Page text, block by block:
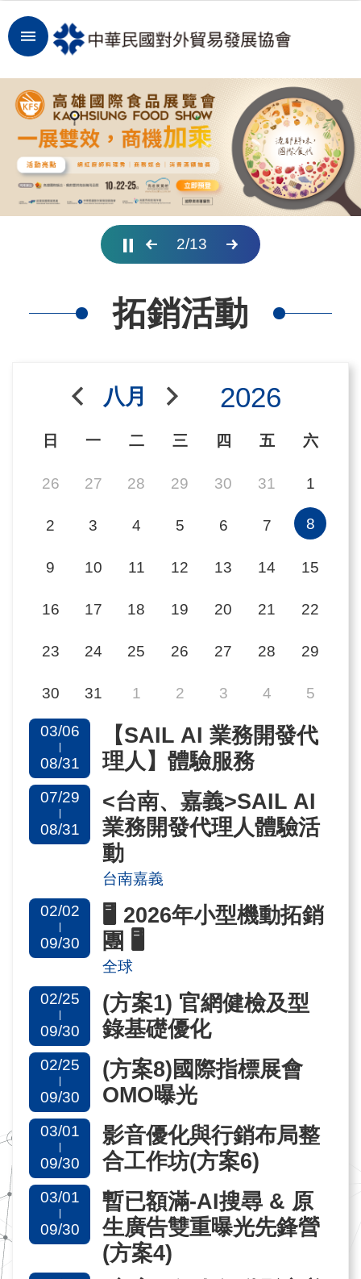
跳到主要內容區塊
登
入
開
拓
商
機
(TAITRA
INDEX)
站
導
覽
EN
3/13
拓銷活動
八月 2026
日 一 二 三 四 五 六
26 27 28 29 30 31 1
2 3 4 5 6 7 8
9 10 11 12 13 14 15
16 17 18 19 20 21 22
23 24 25 26 27 28 29
30 31 1 2 3 4 5
03/06
08/31
【SAIL AI 業務開發代
理人】體驗服務
07/29
08/31
<台南、嘉義>SAIL AI
業務開發代理人體驗活
動
台南嘉義
02/02
09/30
🖥️ 2026年小型機動拓銷
團 🖥️
全球
02/25
09/30
(方案1) 官網健檢及型
錄基礎優化
02/25
09/30
(方案8)國際指標展會
OMO曝光
03/01
09/30
影音優化與行銷布局整
合工作坊(方案6)
03/01
09/30
暫已額滿-AI搜尋 & 原
生廣告雙重曝光先鋒營
(方案4)